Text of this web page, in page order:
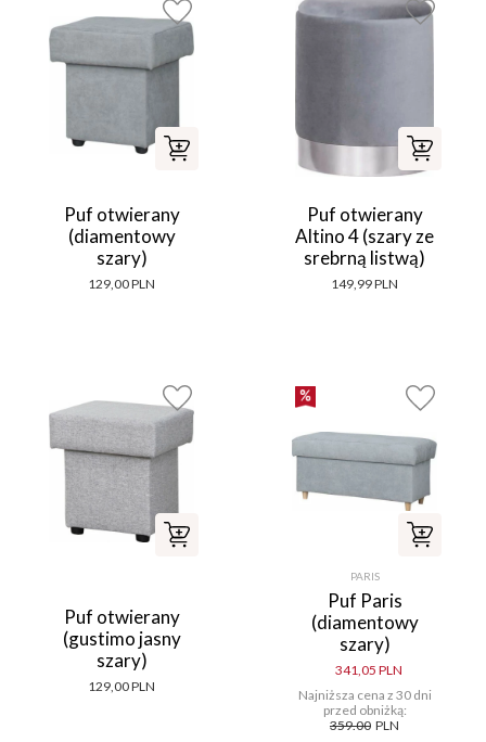
Puf otwierany
(diamentowy
szary)
129,00 PLN
Puf otwierany
Altino 4 (szary ze
srebrną listwą)
149,99 PLN
Puf otwierany
(gustimo jasny
szary)
129,00 PLN
PARIS
Puf Paris
(diamentowy
szary)
341,05 PLN
Najniższa cena z 30 dni
przed obniżką:
359.00 PLN